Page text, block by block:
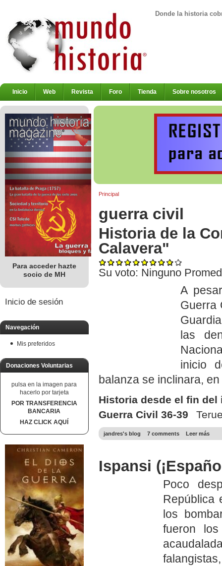
Donde la historia
Inicio Web Revista Foro Tienda Sobre nosotros
Para acceder hazte
socio de MH
Inicio de sesión
Navegación
Mis preferidos
Donaciones Voluntarias
pulsa en la imagen para
hacerlo por tarjeta
POR TRANSFERENCIA
BANCARIA
HAZ CLICK AQUÍ
Principal
guerra civil
Historia de la
Calavera"
Su voto: Ninguno
A
Guerra
las
inicio
balanza se inclinara,
Historia desde el fin
Guerra Civil 36-39
jandres's blog 7 comments Leer más
Ispansi
Poco
República
los
fueron